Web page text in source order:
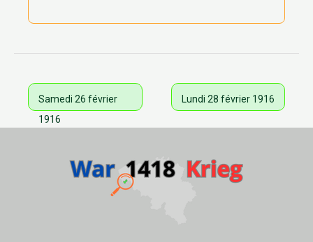
Samedi 26 février
1916
Lundi 28 février 1916